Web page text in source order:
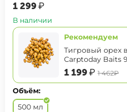
‍1 299‍₽
В наличии
Рекомендуем
Тигровый орех
Carptoday Baits
‍1 199‍₽ ‍1 462‍₽
Объём:
500 мл